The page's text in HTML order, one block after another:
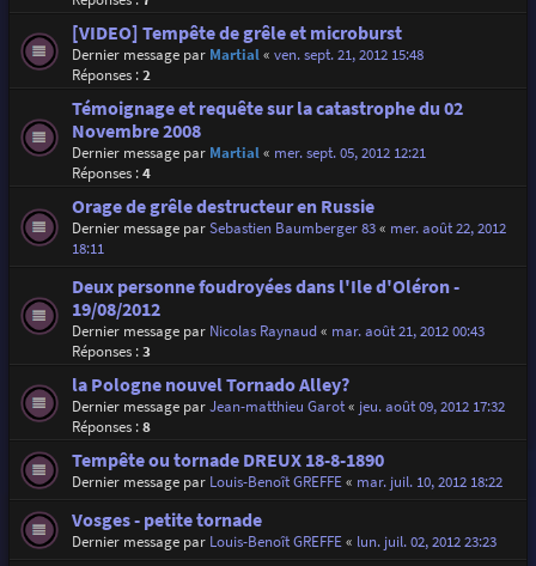
[VIDEO] Tempête de grêle et microburst
Dernier message par Martial« ven. sept. 21, 2012 15:48
Réponses :2
Témoignage et requête sur la catastrophe du 02
Novembre 2008
Dernier message par Martial« mer. sept. 05, 2012 12:21
Réponses :4
Orage de grêle destructeur en Russie
Dernier message parSebastien Baumberger 83« mer. août 22, 2012
18:11
Deux personne foudroyées dans l'Ile d'Oléron -
19/08/2012
Dernier message par Nicolas Raynaud« mar. août 21, 2012 00:43
Réponses :3
la Pologne nouvel Tornado Alley?
Dernier message parJean-matthieu Garot« jeu. août 09, 2012 17:32
Réponses :8
Tempête ou tornade DREUX 18-8-1890
Dernier message par Louis-Benoît GREFFE« mar. juil. 10, 2012 18:22
Vosges - petite tornade
Dernier message par Louis-Benoît GREFFE« lun. juil. 02, 2012 23:23